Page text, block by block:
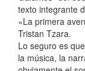
texto integrante
«La primera
Tristan Tzara.
Lo seguro es
la música, la